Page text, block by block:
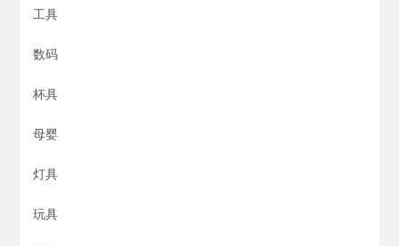
工具
数码
杯具
母婴
灯具
玩具